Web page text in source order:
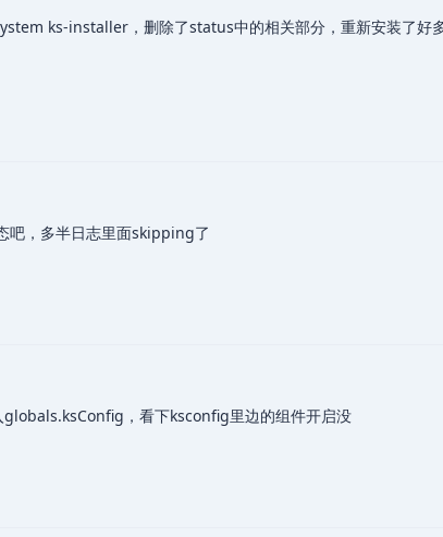
ks-installer，删除了status中的相关部分，重新安装了好
吧，多半日志里面skipping了
，看下ksconfig里边的组件开启没